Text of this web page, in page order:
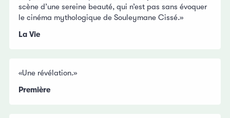
scène d’une sereine beauté, qui n’est pas sans évoquer
le cinéma mythologique de Souleymane Cissé.»
La Vie
«Une révélation.»
Première